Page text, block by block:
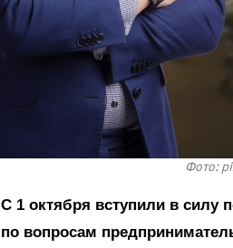
Фото:
С 1 октября вступили в силу
по вопросам